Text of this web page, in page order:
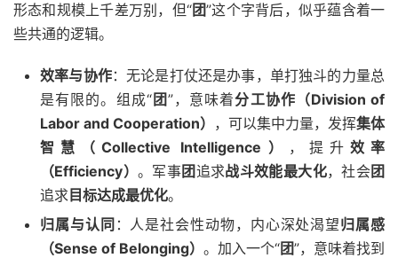
形态和规模上千差万别，但“团”这个字背后，似乎蕴含着一
些共通的逻辑。
效率与协作：无论是打仗还是办事，单打独斗的力量总
是有限的。组成“团”，意味着分工协作（Division of
Labor and Cooperation） ，可以集中力量，发挥集体
智慧（Collective Intelligence）
，提升 效率
（Efficiency）。军事团追求战斗效能最大化，社会团
追求 目标达成最优化。
归属与认同 ：人是社会性动物，内心深处渴望归属感
（Sense of Belonging） 。加入一个“团”，意味着找到